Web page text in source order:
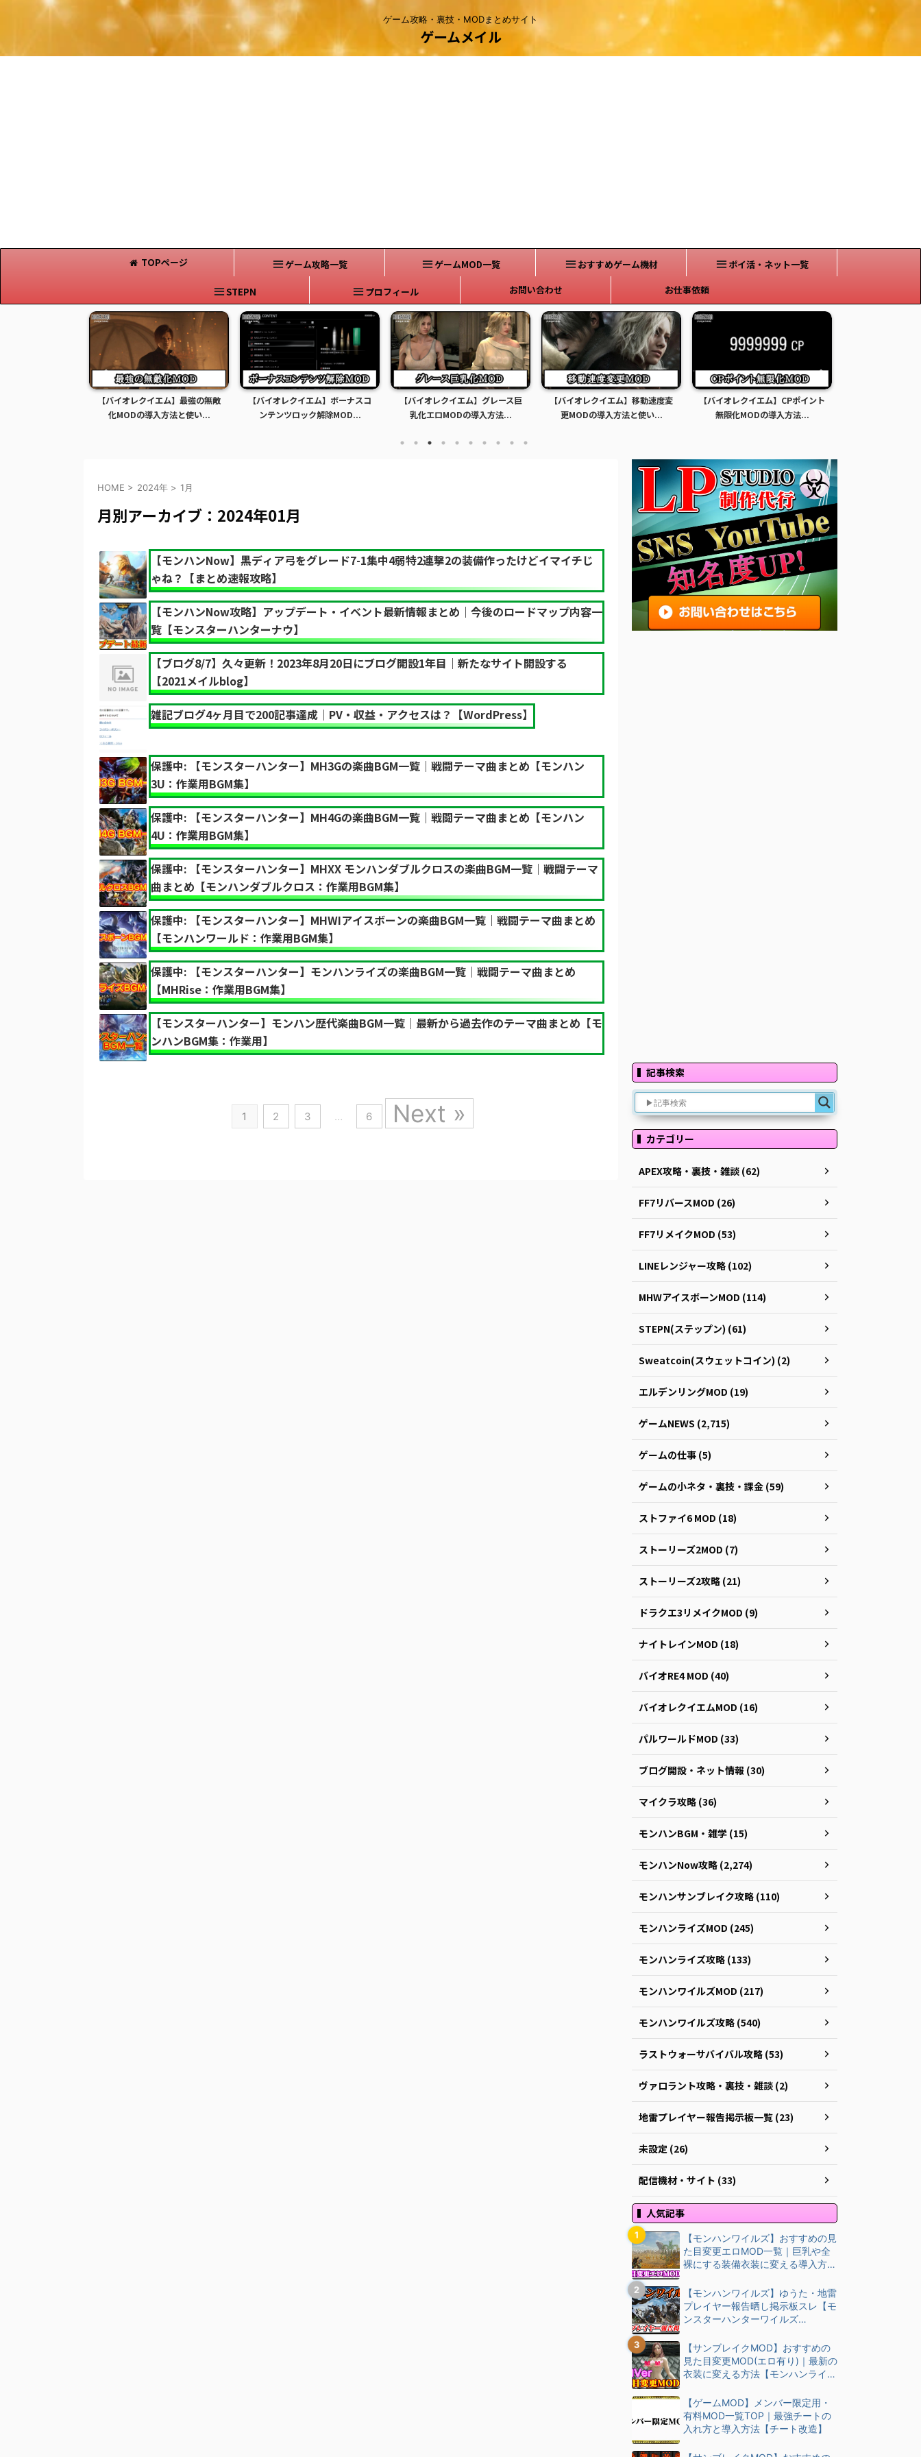
ゲーム攻略・裏技・MODまとめサイト
ゲームメイル
TOPページ ゲーム攻略一覧 ゲームMOD一覧 おすすめゲーム機材 ポイ活・ネット一覧
STEPN プロフィール お問い合わせ お仕事依頼
【バイオレクイエム】最強の無敵
化MODの導入方法と使い...
【バイオレクイエム】ボーナスコ
ンテンツロック解除MOD...
【バイオレクイエム】グレース巨
乳化エロMODの導入方法...
【バイオレクイエム】移動速度変
更MODの導入方法と使い...
【バイオレクイエム】CPポイント
無限化MODの導入方法...
HOME > 2024年 > 1月
月別アーカイブ：2024年01月
【モンハンNow】黒ディア弓をグレード7-1集中4弱特2連撃2の装備作ったけどイマイチじ
ゃね？【まとめ速報攻略】
【モンハンNow攻略】アップデート・イベント最新情報まとめ｜今後のロードマップ内容一
覧【モンスターハンターナウ】
【ブログ8/7】久々更新！2023年8月20日にブログ開設1年目｜新たなサイト開設する
【2021メイルblog】
雑記ブログ4ヶ月目で200記事達成｜PV・収益・アクセスは？【WordPress】
保護中: 【モンスターハンター】MH3Gの楽曲BGM一覧｜戦闘テーマ曲まとめ【モンハン
3U：作業用BGM集】
保護中: 【モンスターハンター】MH4Gの楽曲BGM一覧｜戦闘テーマ曲まとめ【モンハン
4U：作業用BGM集】
保護中: 【モンスターハンター】MHXX モンハンダブルクロスの楽曲BGM一覧｜戦闘テーマ
曲まとめ【モンハンダブルクロス：作業用BGM集】
保護中: 【モンスターハンター】MHWIアイスボーンの楽曲BGM一覧｜戦闘テーマ曲まとめ
【モンハンワールド：作業用BGM集】
保護中: 【モンスターハンター】モンハンライズの楽曲BGM一覧｜戦闘テーマ曲まとめ
【MHRise：作業用BGM集】
【モンスターハンター】モンハン歴代楽曲BGM一覧｜最新から過去作のテーマ曲まとめ【モ
ンハンBGM集：作業用】
1 2 3 … 6 Next »
記事検索
カテゴリー
APEX攻略・裏技・雑談 (62)
FF7リバースMOD (26)
FF7リメイクMOD (53)
LINEレンジャー攻略 (102)
MHWアイスボーンMOD (114)
STEPN(ステップン) (61)
Sweatcoin(スウェットコイン) (2)
エルデンリングMOD (19)
ゲームNEWS (2,715)
ゲームの仕事 (5)
ゲームの小ネタ・裏技・課金 (59)
ストファイ6 MOD (18)
ストーリーズ2MOD (7)
ストーリーズ2攻略 (21)
ドラクエ3リメイクMOD (9)
ナイトレインMOD (18)
バイオRE4 MOD (40)
バイオレクイエムMOD (16)
パルワールドMOD (33)
ブログ開設・ネット情報 (30)
マイクラ攻略 (36)
モンハンBGM・雑学 (15)
モンハンNow攻略 (2,274)
モンハンサンブレイク攻略 (110)
モンハンライズMOD (245)
モンハンライズ攻略 (133)
モンハンワイルズMOD (217)
モンハンワイルズ攻略 (540)
ラストウォーサバイバル攻略 (53)
ヴァロラント攻略・裏技・雑談 (2)
地雷プレイヤー報告掲示板一覧 (23)
未設定 (26)
配信機材・サイト (33)
人気記事
【モンハンワイルズ】おすすめの見
た目変更エロMOD一覧｜巨乳や全
裸にする装備衣装に変える導入方
【モンハンワイルズ】ゆうた・地雷
プレイヤー報告晒し掲示板スレ【モ
ンスターハンターワイルズ
【サンブレイクMOD】おすすめの
見た目変更MOD(エロ有り)｜最新の
衣装に変える方法【モンハンライズ
【ゲームMOD】メンバー限定用・
有料MOD一覧TOP｜最強チートの
入れ方と導入方法【チート改造】